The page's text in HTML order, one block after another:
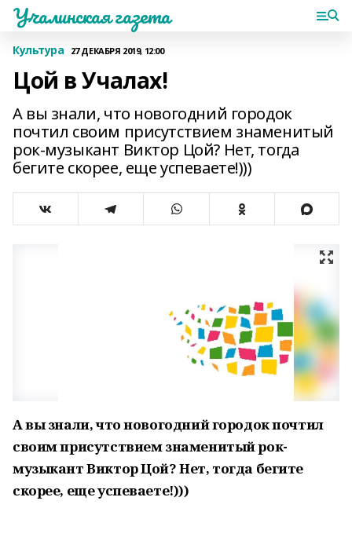
Учалинская газета
Культура 27 ДЕКАБРЯ 2019, 12:00
Цой в Учалах!
А вы знали, что новогодний городок
почтил своим присутствием знаменитый
рок-музыкант Виктор Цой? Нет, тогда
бегите скорее, еще успеваете!)))
А вы знали, что новогодний городок почтил
своим присутствием знаменитый рок-
музыкант Виктор Цой? Нет, тогда бегите
скорее, еще успеваете!)))